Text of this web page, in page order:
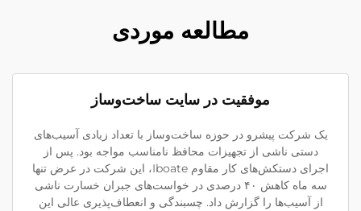
مطالعه موردی
موفقیت در سایت ساخت‌وساز
یک شرکت پیشرو در حوزه ساخت‌وساز با تعداد زیادی آسیب‌های
دستی ناشی از تجهیزات محافظ نامناسب مواجه بود. پس از
اجرای دستکش‌های کار مقاوم Iboate، این شرکت در عرض تنها
سه ماه کاهش ۴۰ درصدی در خواست‌های جبران خسارت ناشی
از آسیب‌ها را گزارش داد. چسبندگی و انعطاف‌پذیری عالی این